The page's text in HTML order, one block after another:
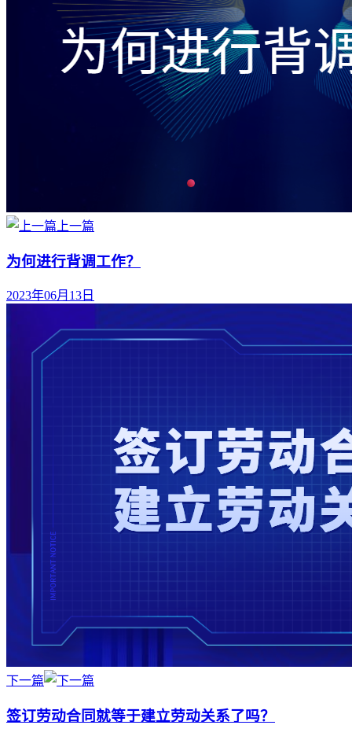
上一篇
为何进行背调工作？
2023年06月13日
下一篇
签订劳动合同就等于建立劳动关系了吗？